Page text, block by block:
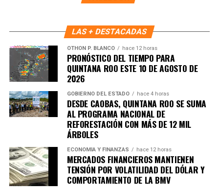
Recibe las noticias al instante
Únete al canal oficial de WhatsApp de
Quinto Podery recibe las noticias más
importantes de Quintana Roo directamente
en tu teléfono.
LAS + DESTACADAS
OTHON P. BLANCO hace 12 horas
PRONÓSTICO DEL TIEMPO PARA
QUINTANA ROO ESTE 10 DE AGOSTO DE
2026
GOBIERNO DEL ESTADO hace 4 horas
DESDE CAOBAS, QUINTANA ROO SE SUMA
AL PROGRAMA NACIONAL DE
REFORESTACIÓN CON MÁS DE 12 MIL
ÁRBOLES
ECONOMÍA Y FINANZAS hace 12 horas
MERCADOS FINANCIEROS MANTIENEN
TENSIÓN POR VOLATILIDAD DEL DÓLAR Y
COMPORTAMIENTO DE LA BMV